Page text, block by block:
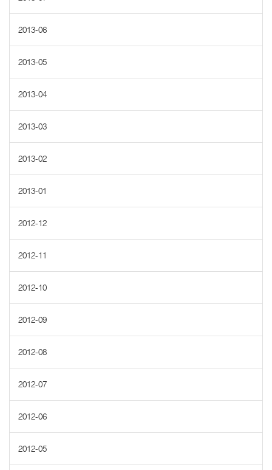
2013-06
2013-05
2013-04
2013-03
2013-02
2013-01
2012-12
2012-11
2012-10
2012-09
2012-08
2012-07
2012-06
2012-05